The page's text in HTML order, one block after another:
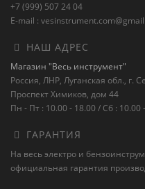
+7 (999) 507 24 04
E-mail :
НАШ АДРЕС
Магазин "Весь инструмент"
Россия, ЛНР, Луганская обл., г.
Проспект Химиков, дом 44
Пн - Пт : 10.00 - 18.00 / Сб : 10.00
ГАРАНТИЯ
На весь электро и
официальная гарантия